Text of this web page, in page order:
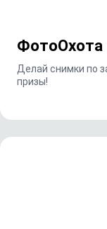
ФотоОхота
Делай снимки по
призы!